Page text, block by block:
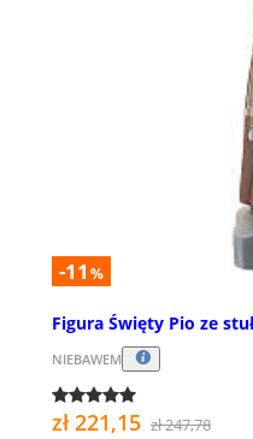
-11 %
Figura Święty Pio ze
NIEBAWEM
zł 221,15 zł 247,78